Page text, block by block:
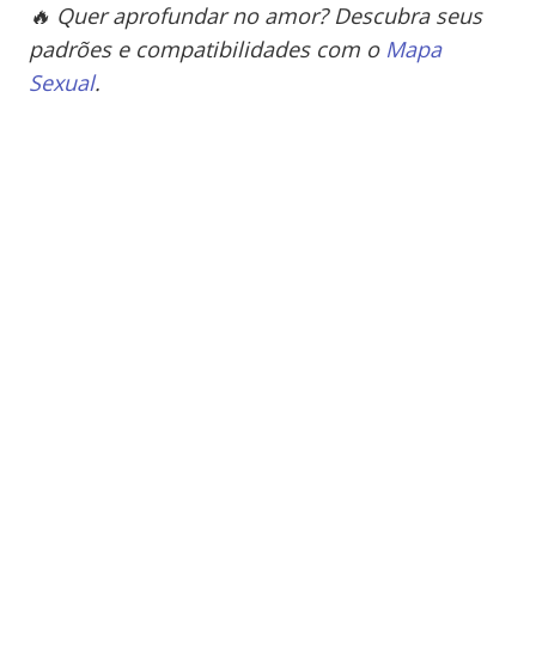
🔥 Quer aprofundar no amor? Descubra seus
padrões e compatibilidades com o Mapa
Sexual.